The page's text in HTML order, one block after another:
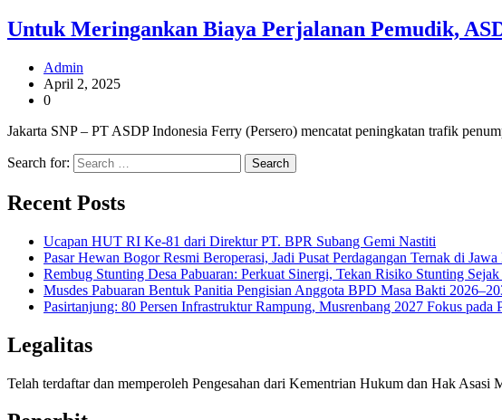
Untuk Meringankan Biaya Perjalanan Pemudik,
Admin
April 2, 2025
0
Jakarta SNP – PT ASDP Indonesia Ferry (Persero) mencatat peningkatan trafik
Search for:
Recent Posts
Ucapan HUT RI Ke-81 dari Direktur PT. BPR Subang Gemi Nastiti
Pasar Hewan Bogor Resmi Beroperasi, Jadi Pusat Perdagangan Ternak di Jawa
Rembug Stunting Desa Pabuaran: Perkuat Sinergi, Tekan Risiko Stunting
Musdes Pabuaran Bentuk Panitia Pengisian Anggota BPD Masa Bakti
Pasirtanjung: 80 Persen Infrastruktur Rampung, Musrenbang 2027 Fokus pada
Legalitas
Telah terdaftar dan memperoleh Pengesahan dari Kementrian Hukum dan Hak